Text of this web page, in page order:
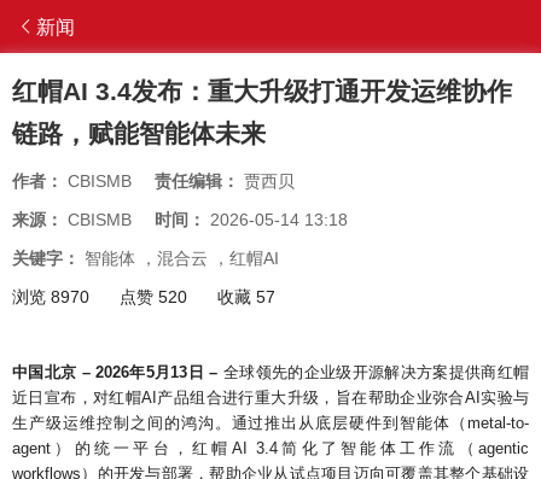
新闻
红帽AI 3.4发布：重大升级打通开发运维协作
链路，赋能智能体未来
作者： CBISMB 责任编辑： 贾西贝
来源： CBISMB 时间： 2026-05-14 13:18
关键字： 智能体 ， 混合云 ， 红帽AI
浏览 8970
点赞 520 收藏 57
中国北京 – 2026年5月13日 – 全球领先的企业级开源解决方案提供商红帽
近日宣布，对红帽AI产品组合进行重大升级，旨在帮助企业弥合AI实验与
生产级运维控制之间的鸿沟。通过推出从底层硬件到智能体（metal-to-
agent）的统一平台，红帽AI 3.4简化了智能体工作流（agentic
workflows）的开发与部署，帮助企业从试点项目迈向可覆盖其整个基础设